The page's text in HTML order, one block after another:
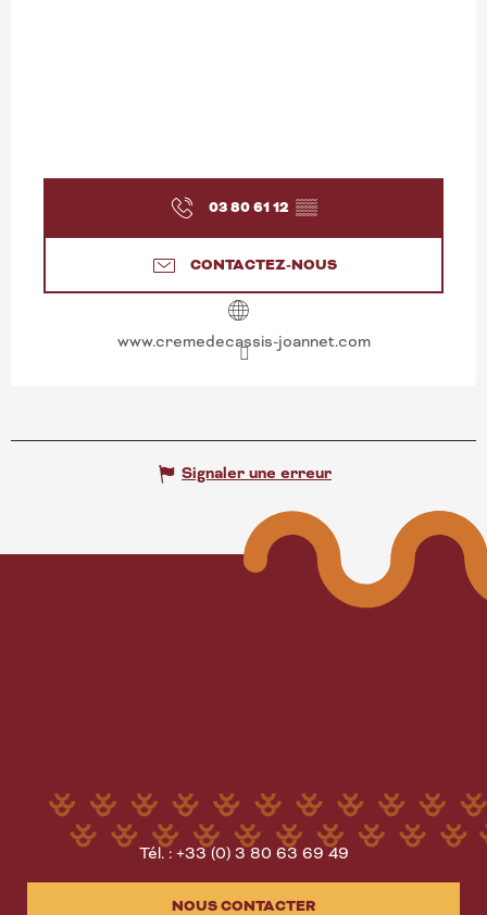
03 80 61 12 ▒▒
CONTACTEZ-NOUS
www.cremedecassis-joannet.com
Signaler une erreur
Tél. : +33 (0) 3 80 63 69 49
NOUS CONTACTER